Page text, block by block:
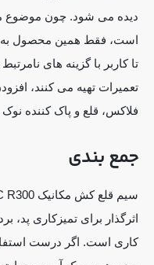
دیده می شود. چون موضوع
است، فقط همین محصول به
تا کاربر با گزینه های
تعمیرات تهیه می کنند،
فلاکس، قلع و پاک کننده
جمع بندی
اثرگذار برای تمیزکاری
کاری است. اگر درست